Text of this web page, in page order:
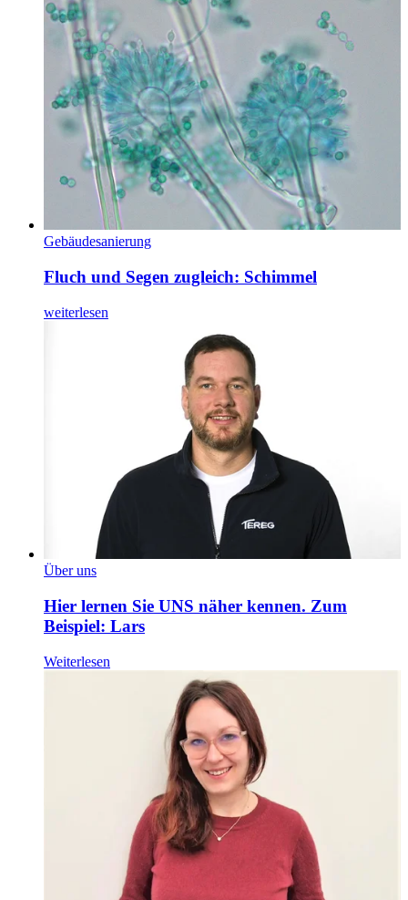
Gebäudesanierung
Fluch und Segen zugleich: Schimmel
weiterlesen
Über uns
Hier lernen Sie UNS näher kennen. Zum
Beispiel: Lars
Weiterlesen